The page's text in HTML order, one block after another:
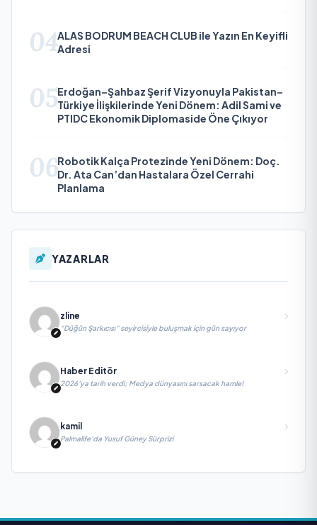
04ALAS BODRUM BEACH CLUB ile Yazın En Keyifli
Adresi
05Erdoğan–Şahbaz Şerif Vizyonuyla Pakistan–
Türkiye İlişkilerinde Yeni Dönem: Adil Sami ve
PTIDC Ekonomik Diplomaside Öne Çıkıyor
06Robotik Kalça Protezinde Yeni Dönem: Doç.
Dr. Ata Can’dan Hastalara Özel Cerrahi
Planlama
YAZARLAR
zline
“Düğün Şarkıcısı” seyircisiyle buluşmak için gün sayıyor
Haber Editör
2026’ya tarih verdi; Medya dünyasını sarsacak hamle!
kamil
Palmalife’da Yusuf Güney Sürprizi